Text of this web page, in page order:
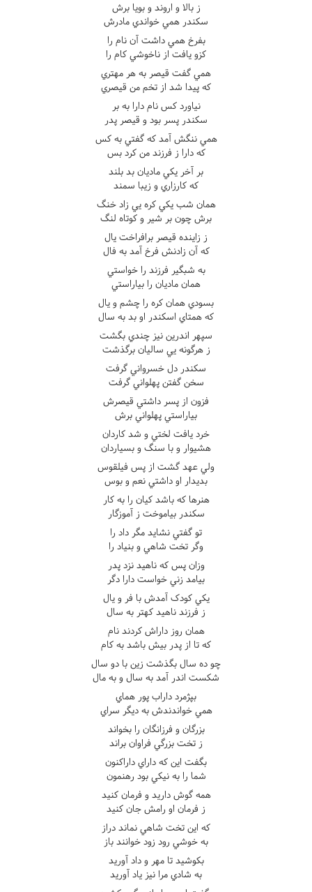
ز بالا و اروند و بويا برش
سکندر همي خواندي مادرش
بفرخ همي داشت آن نام را
کزو يافت از ناخوشي کام را
همي گفت قيصر به هر مهتري
که پيدا شد از تخم من قيصري
نياورد کس نام دارا به بر
سکندر پسر بود و قيصر پدر
همي ننگش آمد که گفتي به کس
که دارا ز فرزند من کرد بس
بر آخر يکي ماديان بد بلند
که کارزاري و زيبا سمند
همان شب يکي کره يي زاد خنگ
برش چون بر شير و کوتاه لنگ
ز زاينده قيصر برافراخت يال
که آن زادنش فرخ آمد به فال
به شبگير فرزند را خواستي
همان ماديان را بياراستي
بسودي همان کره را چشم و يال
که همتاي اسکندر او بد به سال
سپهر اندرين نيز چندي بگشت
ز هرگونه يي ساليان برگذشت
سکندر دل خسرواني گرفت
سخن گفتن پهلواني گرفت
فزون از پسر داشتي قيصرش
بياراستي پهلواني برش
خرد يافت لختي و شد کاردان
هشيوار و با سنگ و بسياردان
ولي عهد گشت از پس فيلقوس
بديدار او داشتي نعم و بوس
هنرها که باشد کيان را به کار
سکندر بياموخت ز آموزگار
تو گفتي نشايد مگر داد را
وگر تخت شاهي و بنياد را
وزان پس که ناهيد نزد پدر
بيامد زني خواست دارا دگر
يکي کودک آمدش با فر و يال
ز فرزند ناهيد کهتر به سال
همان روز داراش کردند نام
که تا از پدر بيش باشد به کام
چو ده سال بگذشت زين با دو سال
شکست اندر آمد به سال و به مال
بپژمرد داراب پور هماي
همي خواندندش به ديگر سراي
بزرگان و فرزانگان را بخواند
ز تخت بزرگي فراوان براند
بگفت اين که داراي داراکنون
شما را به نيکي بود رهنمون
همه گوش داريد و فرمان کنيد
ز فرمان او رامش جان کنيد
که اين تخت شاهي نماند دراز
به خوشي رود زود خوانند باز
بکوشيد تا مهر و داد آوريد
به شادي مرا نيز ياد آوريد